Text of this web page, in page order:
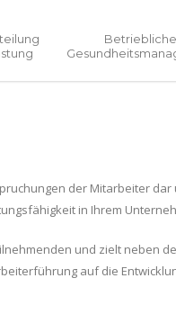
der Mitarbeiter dar
in Ihrem
und zielt neben
auf die